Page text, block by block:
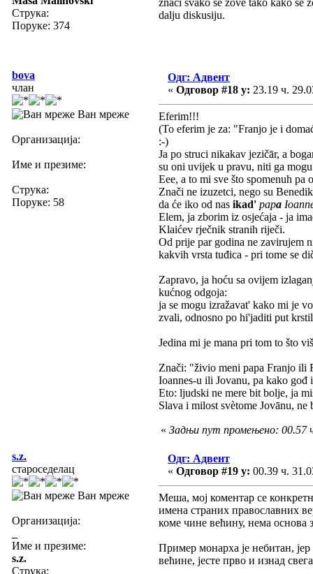
Струка:
Поруке: 374
dalju diskusiju.
bova
члан
Ван мреже
Организација:
Име и презиме:
Струка:
Поруке: 58
Одг: Адвент
« Одговор #18 у: 23.19 ч.
Eferim!!!
(To eferim je za: "Franjo je i
:-)
Ja po struci nikakav jezičār, a
su oni uvijek u pravu, niti ga
Eee, a to mi sve što spomenuh
Znači ne izuzetci, nego su
da će iko od nas ikad' papa
Elem, ja zborim iz osjećaja - ja
Klaićev rječnik stranih riječi.
Od prije par godina ne zavirujem
kakvih vrsta tuđica - pri tome se
Zapravo, ja hoću sa ovijem
kućnog odgoja:
ja se mogu izražavat' kako mi je
zvali, odnosno po hi'jaditi put
Jedina mi je mana pri tom to što
Znači: "živio meni papa Franjo ili
Ioannes-u ili Jovanu, pa kako gođ
Eto: ljudski ne mere bit bolje, ja
Slava i milost svètome Jovānu,
« Задњи пут промењено: 00.57
s.z.
староседелац
Ван мреже
Организација:
Име и презиме:
s.z.
Струка:
Одг: Адвент
« Одговор #19 у: 00.39 ч.
Меша, мој коментар се
имена страних православних
коме чине већину, нема основа
Пример монарха је небитан,
већине, јесте прво и изнад